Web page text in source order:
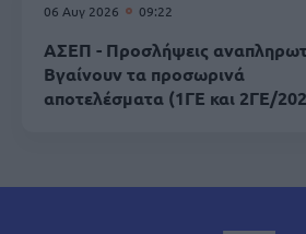
06 Αυγ 2026 09:22
ΑΣΕΠ - Προσλήψεις
Βγαίνουν τα προσωρινά
αποτελέσματα (1ΓΕ και 2ΓΕ/